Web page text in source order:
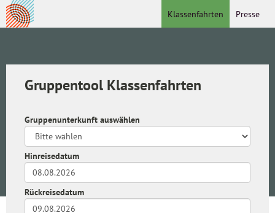
Presse
Klassenfahrten
Gruppentool Klassenfahrten
Gruppenunterkunft auswählen
Hinreisedatum
Rückreisedatum